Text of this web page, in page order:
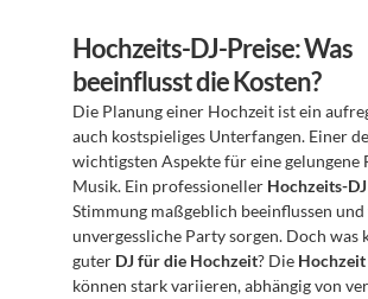
Hochzeits-DJ-Preise: Was
beeinflusst die Kosten?
Die Planung einer Hochzeit ist ein
auch kostspieliges Unterfangen. Einer
wichtigsten Aspekte für eine gelungene
Musik. Ein professioneller Hochzeits-DJ
Stimmung maßgeblich beeinflussen
unvergessliche Party sorgen. Doch was
guter DJ für die Hochzeit? Die Hochzeit
können stark variieren, abhängig von